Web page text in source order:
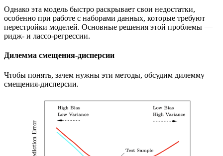
Однако эта модель быстро раскрывает свои недостатки,
особенно при работе с наборами данных, которые требуют
перестройки моделей. Основные решения этой проблемы —
ридж- и лассо-регрессии.
Дилемма смещения-дисперсии
Чтобы понять, зачем нужны эти методы, обсудим дилемму
смещения-дисперсии.